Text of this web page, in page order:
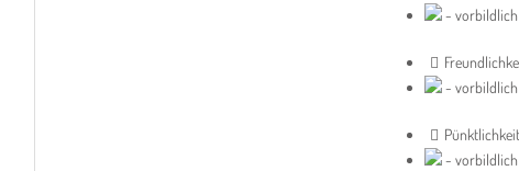
- vorbildlich
- vorbildlich
Pünktlichkeit
- vorbildlich